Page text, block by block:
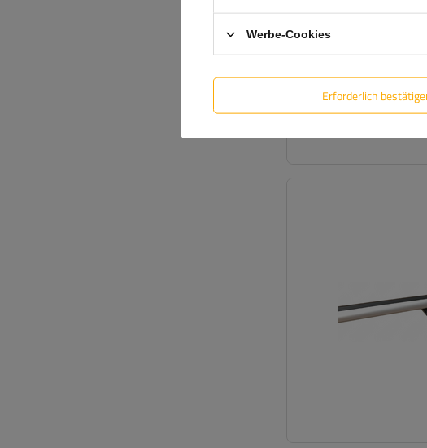
Werbe-Cookies
Erforderlich